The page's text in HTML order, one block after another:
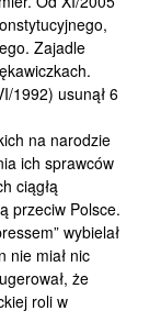
Zajadle
1992) usunął 6
na narodzie
ich sprawców
ciągłą
przeciw Polsce.
wybielał
nie miał nic
że
roli w